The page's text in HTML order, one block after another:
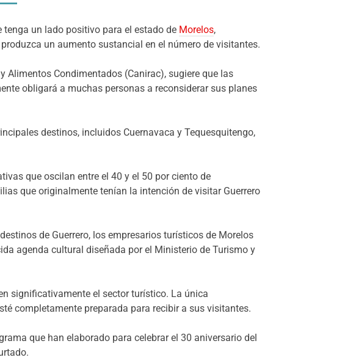
tenga un lado positivo para el estado de Morelos,
un aumento sustancial en el número de visitantes.
Alimentos Condimentados (Canirac), sugiere que las
obligará a muchas personas a reconsiderar sus planes
destinos, incluidos Cuernavaca y Tequesquitengo,
que oscilan entre el 40 y el 50 por ciento de
que originalmente tenían la intención de visitar Guerrero
de Guerrero, los empresarios turísticos de Morelos
agenda cultural diseñada por el Ministerio de Turismo y
significativamente el sector turístico. La única
completamente preparada para recibir a sus visitantes.
que han elaborado para celebrar el 30 aniversario del